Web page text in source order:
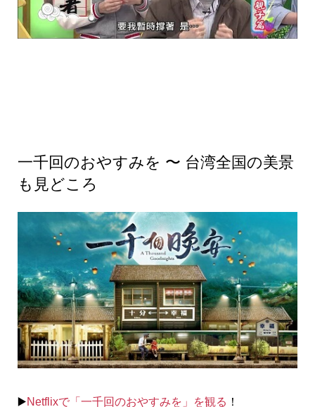
一千回のおやすみを 〜 台湾全国の美景
も見どころ
▶️Netflixで「一千回のおやすみを」を観る ！